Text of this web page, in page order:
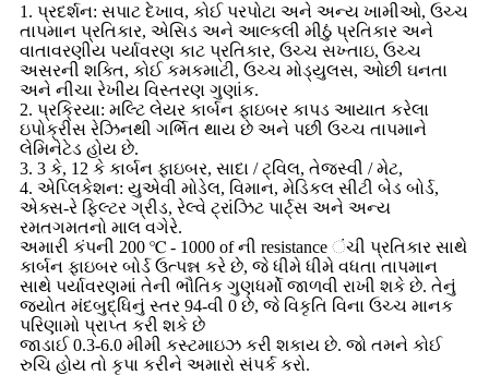
1. પ્રદર્શન: સપાટ દેખાવ, કોઈ પરપોટા અને અન્ય ખામીઓ, ઉચ્ચ
તાપમાન પ્રતિકાર, એસિડ અને આલ્કલી મીઠું પ્રતિકાર અને
વાતાવરણીય પર્યાવરણ કાટ પ્રતિકાર, ઉચ્ચ સખ્તાઇ, ઉચ્ચ
અસરની શક્તિ, કોઈ કમકમાટી, ઉચ્ચ મોડ્યુલસ, ઓછી ઘનતા
અને નીચા રેખીય વિસ્તરણ ગુણાંક.
2. પ્રક્રિયા: મલ્ટિ લેયર કાર્બન ફાઇબર કાપડ આયાત કરેલા
ઇપોક્રીસ રેઝિનથી ગર્ભિત થાય છે અને પછી ઉચ્ચ તાપમાને
લેમિનેટેડ હોય છે.
3. 3 કે, 12 કે કાર્બન ફાઇબર, સાદા / ટ્વિલ, તેજસ્વી / મેટ,
4. એપ્લિકેશન: યુએવી મોડેલ, વિમાન, મેડિકલ સીટી બેડ બોર્ડ,
એક્સ-રે ફિલ્ટર ગ્રીડ, રેલ્વે ટ્રાંઝિટ પાર્ટ્સ અને અન્ય
રમતગમતનો માલ વગેરે.
અમારી કંપની 200 ℃ - 1000 of ની resistance ંચી પ્રતિકાર સાથે
કાર્બન ફાઇબર બોર્ડ ઉત્પન્ન કરે છે, જે ધીમે ધીમે વધતા તાપમાન
સાથે પર્યાવરણમાં તેની ભૌતિક ગુણધર્મો જાળવી રાખી શકે છે. તેનું
જ્યોત મંદબુદ્ધિનું સ્તર 94-વી 0 છે, જે વિકૃતિ વિના ઉચ્ચ માનક
પરિણામો પ્રાપ્ત કરી શકે છે
જાડાઈ 0.3-6.0 મીમી કસ્ટમાઇઝ કરી શકાય છે. જો તમને કોઈ
રુચિ હોય તો કૃપા કરીને અમારો સંપર્ક કરો.